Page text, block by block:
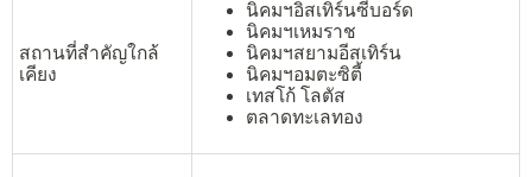
สถานที่สำคัญใกล้
เคียง
นิคมฯอิสเทิร์นซีบอร์ด
นิคมฯเหมราช
นิคมฯสยามอีสเทิร์น
นิคมฯอมตะซิตี้
เทสโก้ โลตัส
ตลาดทะเลทอง